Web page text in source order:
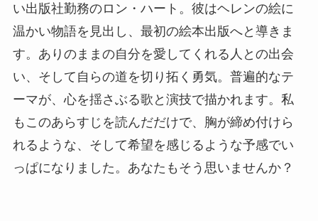
い出版社勤務のロン・ハート。彼はヘレンの絵に
温かい物語を見出し、最初の絵本出版へと導きま
す。ありのままの自分を愛してくれる人との出会
い、そして自らの道を切り拓く勇気。普遍的なテ
ーマが、心を揺さぶる歌と演技で描かれます。私
もこのあらすじを読んだだけで、胸が締め付けら
れるような、そして希望を感じるような予感でい
っぱになりました。あなたもそう思いませんか？